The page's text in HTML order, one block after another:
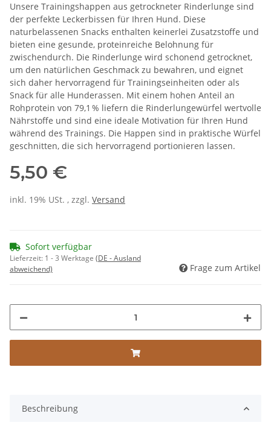
Unsere Trainingshappen aus getrockneter Rinderlunge sind
der perfekte Leckerbissen für Ihren Hund. Diese
naturbelassenen Snacks enthalten keinerlei Zusatzstoffe und
bieten eine gesunde, proteinreiche Belohnung für
zwischendurch. Die Rinderlunge wird schonend getrocknet,
um den natürlichen Geschmack zu bewahren, und eignet
sich daher hervorragend für Trainingseinheiten oder als
Snack für alle Hunderassen. Mit einem hohen Anteil an
Rohprotein von 79,1 % liefern die Rinderlungewürfel wertvolle
Nährstoffe und sind eine ideale Motivation für Ihren Hund
während des Trainings. Die Happen sind in praktische Würfel
geschnitten, die sich hervorragend portionieren lassen.
5,50 €
inkl. 19% USt. , zzgl. Versand
Sofort verfügbar
Lieferzeit: 1 - 3 Werktage (DE - Ausland
abweichend)
Frage zum Artikel
Beschreibung